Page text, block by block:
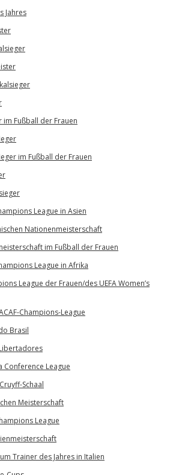
Jahres
im Fußball der Frauen
im Fußball der Frauen
League in Asien
Nationenmeisterschaft
im Fußball der Frauen
League in Afrika
League der Frauen/des UEFA Women’s
Champions-League
Brasil
Conference League
Schaal
Meisterschaft
League
Trainer des Jahres in Italien